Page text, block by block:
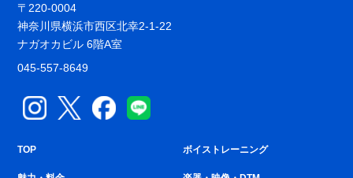
〒220-0004
神奈川県横浜市西区北幸2-1-22
ナガオカビル 6階A室
045-557-8649
TOP ボイストレーニング